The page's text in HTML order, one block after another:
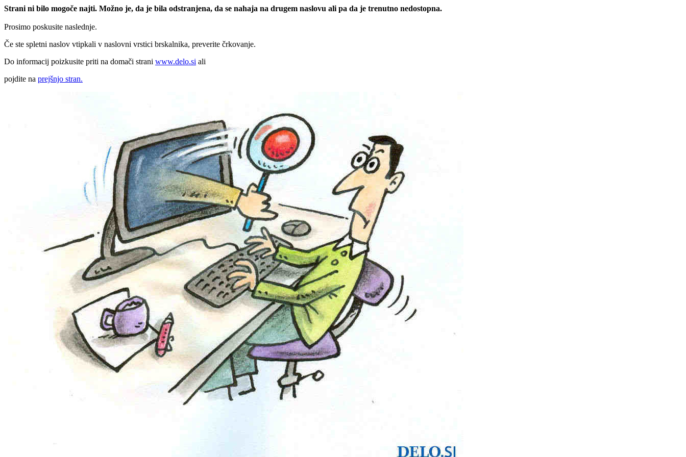
Strani ni bilo mogoče najti. Možno je, da je bila odstranjena, da se nahaja na drugem naslovu ali pa da je trenutno nedostopna.
Prosimo poskusite naslednje.
Če ste spletni naslov vtipkali v naslovni vrstici brskalnika, preverite črkovanje.
Do informacij poizkusite priti na domači strani www.delo.si ali
pojdite na prejšnjo stran.